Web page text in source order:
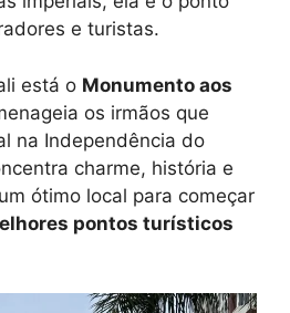
e turistas.
está o Monumento aos
os irmãos que
na Independência do
charme, história e
ótimo local para começar
pontos turísticos